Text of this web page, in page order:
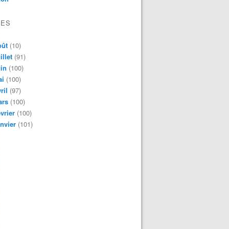
(10)
(91)
(100)
(100)
(97)
(100)
(100)
(101)